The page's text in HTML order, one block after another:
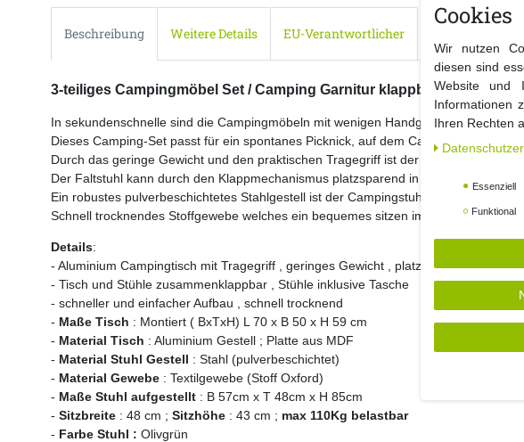
Beschreibung Weitere Details EU-Verantwortlicher
3-teiliges Campingmöbel Set / Camping Garnitur klappbar
In sekundenschnelle sind die Campingmöbeln mit wenigen Handgriffen aufgebaut
Dieses Camping-Set passt für ein spontanes Picknick, auf dem Campingplatz ,
Durch das geringe Gewicht und den praktischen Tragegriff ist der Tisch auch bei
Der Faltstuhl kann durch den Klappmechanismus platzsparend in der Tasche
Ein robustes pulverbeschichtetes Stahlgestell ist der Campingstuhl für jedes Wetter
Schnell trocknendes Stoffgewebe welches ein bequemes sitzen im Outdoor -
Details:
- Aluminium Campingtisch mit Tragegriff , geringes Gewicht , platzsparend und
- Tisch und Stühle zusammenklappbar , Stühle inklusive Tasche
- schneller und einfacher Aufbau , schnell trocknend
- Maße Tisch : Montiert ( BxTxH) L 70 x B 50 x H 59 cm
- Material Tisch : Aluminium Gestell ; Platte aus MDF
- Material Stuhl Gestell : Stahl (pulverbeschichtet)
- Material Gewebe : Textilgewebe (Stoff Oxford)
- Maße Stuhl aufgestellt : B 57cm x T 48cm x H 85cm
- Sitzbreite : 48 cm ; Sitzhöhe : 43 cm ; max 110Kg belastbar
- Farbe Stuhl : Olivgrün
Cookies
Wir nutzen
diesen sind
Website und
Informationen
Ihren Rechten
Essenziell
Funktional